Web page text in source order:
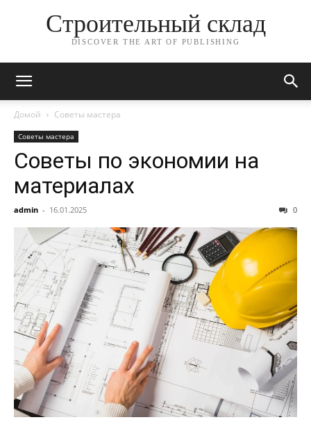
Строительный склад
DISCOVER THE ART OF PUBLISHING
Домой Советы мастера
Советы мастера
Советы по экономии на
материалах
admin - 16.01.2025 0